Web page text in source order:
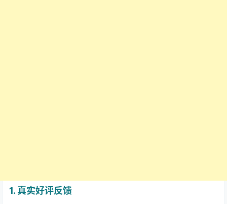
1. 真实好评反馈